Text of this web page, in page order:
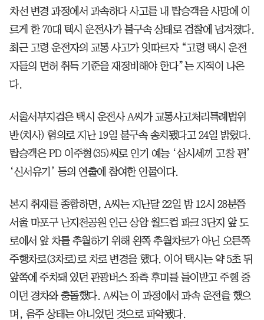
차선 변경 과정에서 과속하다 사고를 내 탑승객을 사망에 이
르게 한 70대 택시 운전사가 불구속 상태로 검찰에 넘겨졌다.
최근 고령 운전자의 교통 사고가 잇따르자 “고령 택시 운전
자들의 면허 취득 기준을 재정비해야 한다”는 지적이 나온
다.
서울서부지검은 택시 운전사 A씨가 교통사고처리특례법위
반(치사) 혐의로 지난 19일 불구속 송치됐다고 24일 밝혔다.
탑승객은 PD 이주형(35)씨로 인기 예능 ‘삼시세끼 고창 편’
‘신서유기’ 등의 연출에 참여한 인물이다.
본지 취재를 종합하면, A씨는 지난달 22일 밤 12시 28분쯤
서울 마포구 난지천공원 인근 상암 월드컵 파크 3단지 앞 도
로에서 앞 차를 추월하기 위해 왼쪽 추월차로가 아닌 오른쪽
주행차로(3차로)로 차로 변경을 했다. 이어 택시는 약 5초 뒤
앞쪽에 주차돼 있던 관광버스 좌측 후미를 들이받고 주행 중
이던 경차와 충돌했다. A씨는 이 과정에서 과속 운전을 했으
며, 음주 상태는 아니었던 것으로 파악됐다.